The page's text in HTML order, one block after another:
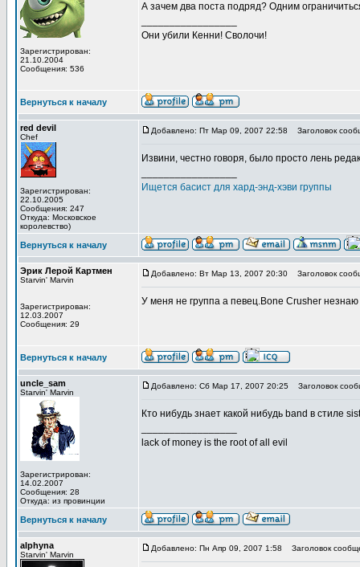
Зарегистрирован:
21.10.2004
Сообщения: 536
А зачем два поста подряд? Одним
Они убили Кенни! Сволочи!
Вернуться к началу
red devil
Chef
Зарегистрирован:
22.10.2005
Сообщения: 247
Откуда: Московское
королевство)
Добавлено: Пт Мар 09, 2007 22:58 Заголовок
Извини, честно говоря, было просто лень
Ищется басист для хард-энд-хэви группы
Вернуться к началу
Эрик Лерой Картмен
Starvin' Marvin
Зарегистрирован:
12.03.2007
Сообщения: 29
Добавлено: Вт Мар 13, 2007 20:30 Заголовок
У меня не группа а певец.Bone Crusher
Вернуться к началу
uncle_sam
Starvin' Marvin
Зарегистрирован:
14.02.2007
Сообщения: 28
Откуда: из провинции
Добавлено: Сб Мар 17, 2007 20:25 Заголовок
Кто нибудь знает какой нибудь band в стиле
lack of money is the root of all evil
Вернуться к началу
alphyna
Starvin' Marvin
Добавлено: Пн Апр 09, 2007 1:58 Заголовок